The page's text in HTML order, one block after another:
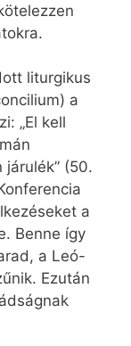
liturgikus
a
„El kell
(50.
a
Benne így
a Leó-
Ezután